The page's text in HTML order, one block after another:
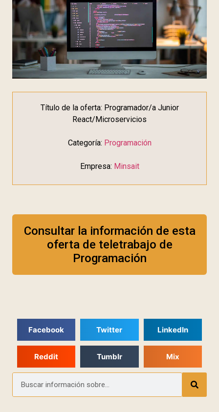
Título de la oferta: Programador/a Junior
React/Microservicios
Categoría: Programación
Empresa: Minsait
Consultar la información de esta
oferta de teletrabajo de
Programación
Facebook Twitter LinkedIn
Reddit Tumblr Mix